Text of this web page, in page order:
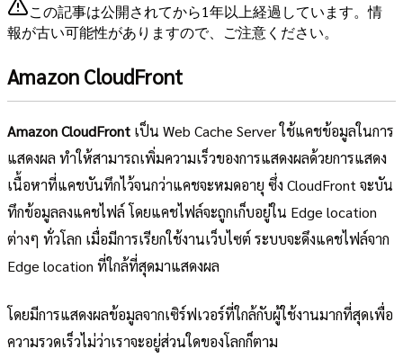
この記事は公開されてから1年以上経過しています。情
報が古い可能性がありますので、ご注意ください。
Amazon CloudFront
Amazon CloudFront เป็น Web Cache Server ใช้แคชข้อมูลในการ
แสดงผล ทำให้สามารถเพิ่มความเร็วของการแสดงผลด้วยการแสดง
เนื้อหาที่แคชบันทึกไว้จนกว่าแคชจะหมดอายุ ซึ่ง CloudFront จะบัน
ทึกข้อมูลลงแคชไฟล์ โดยแคชไฟล์จะถูกเก็บอยู่ใน Edge location
ต่างๆ ทั่วโลก เมื่อมีการเรียกใช้งานเว็บไซต์ ระบบจะดึงแคชไฟล์จาก
Edge location ที่ใกล้ที่สุดมาแสดงผล
โดยมีการแสดงผลข้อมูลจากเซิร์ฟเวอร์ที่ใกล้กับผู้ใช้งานมากที่สุดเพื่อ
ความรวดเร็วไม่ว่าเราจะอยู่ส่วนใดของโลกก็ตาม